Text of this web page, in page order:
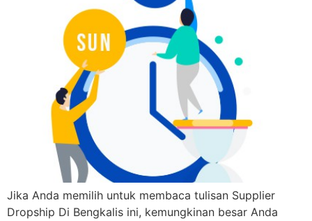
Jika Anda memilih untuk membaca tulisan Supplier
Dropship Di Bengkalis ini, kemungkinan besar Anda